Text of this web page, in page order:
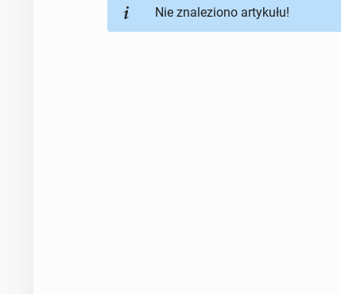
Nie znaleziono artykułu!